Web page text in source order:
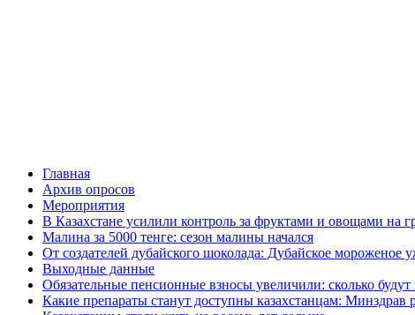
Главная
Архив опросов
Мероприятия
В Казахстане усилили контроль за фруктами и овощами на
Малина за 5000 тенге: сезон малины начался
От создателей дубайского шоколада: Дубайское мороженое
Выходные данные
Обязательные пенсионные взносы увеличили: сколько будут
Какие препараты станут доступны казахстанцам: Минздрав